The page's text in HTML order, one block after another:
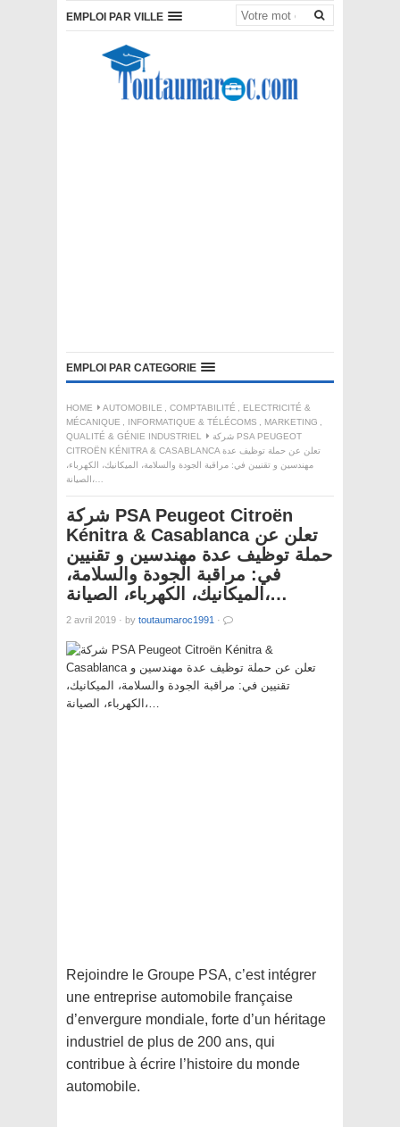
EMPLOI PAR VILLE
EMPLOI PAR CATEGORIE
HOME AUTOMOBILE , COMPTABILITÉ , ELECTRICITÉ &
MÉCANIQUE , INFORMATIQUE & TÉLÉCOMS , MARKETING ,
QUALITÉ & GÉNIE INDUSTRIEL
شركة PSA PEUGEOT
CITROËN KÉNITRA & CASABLANCA تعلن عن حملة توظيف عدة
مهندسين و تقنيين في: مراقبة الجودة والسلامة، الميكانيك، الكهرباء،
الصيانة،…
شركة PSA Peugeot Citroën
Kénitra & Casablanca تعلن عن
حملة توظيف عدة مهندسين و تقنيين
في: مراقبة الجودة والسلامة،
الميكانيك، الكهرباء، الصيانة،…
2 avril 2019 · by toutaumaroc1991 ·
Rejoindre le Groupe PSA, c’est intégrer
une entreprise automobile française
d’envergure mondiale, forte d’un héritage
industriel de plus de 200 ans, qui
contribue à écrire l’histoire du monde
automobile.